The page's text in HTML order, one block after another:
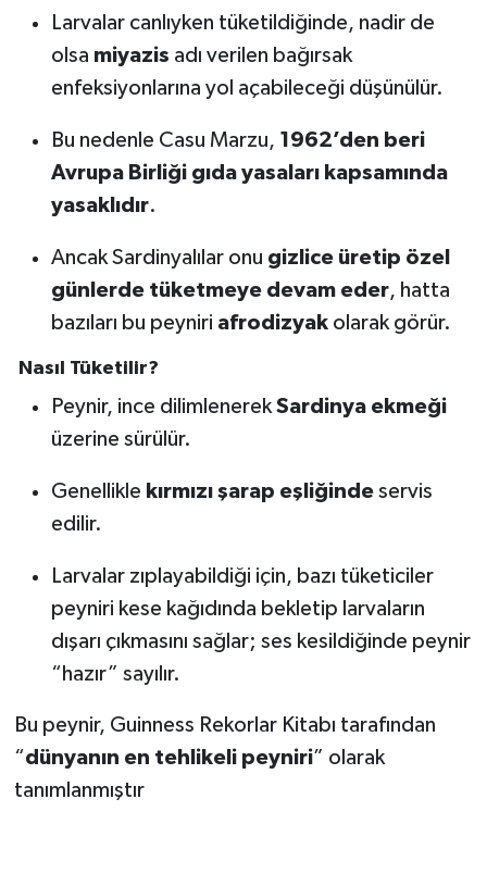
Larvalar canlıyken tüketildiğinde, nadir de
olsa miyazis adı verilen bağırsak
enfeksiyonlarına yol açabileceği düşünülür.
Bu nedenle Casu Marzu, 1962’den beri
Avrupa Birliği gıda yasaları kapsamında
yasaklıdır.
Ancak Sardinyalılar onu gizlice üretip özel
günlerde tüketmeye devam eder, hatta
bazıları bu peyniri afrodizyakolarak görür.
Nasıl Tüketilir?
Peynir, ince dilimlenerekSardinya ekmeği
üzerine sürülür.
Genellikle kırmızı şarap eşliğindeservis
edilir.
Larvalar zıplayabildiği için, bazı tüketiciler
peyniri kese kağıdında bekletip larvaların
dışarı çıkmasını sağlar; ses kesildiğinde peynir
“hazır” sayılır.
Bu peynir, Guinness Rekorlar Kitabı tarafından
“dünyanın en tehlikeli peyniri” olarak
tanımlanmıştır